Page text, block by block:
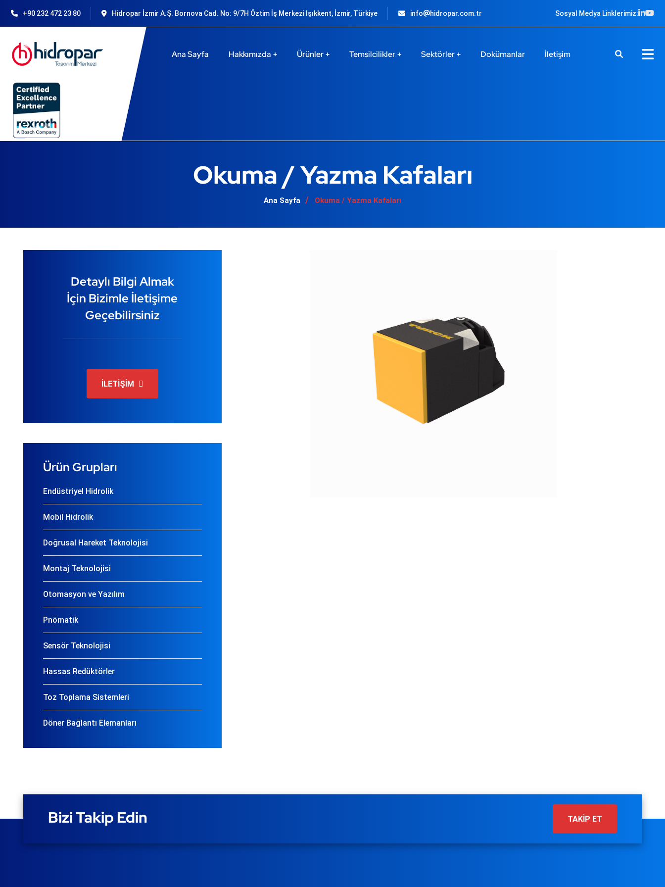
+90 232 472 23 80 Hidropar İzmir A.Ş. Bornova Cad. No: 9/7H Öztim İş Merkezi Işıkkent, İzmir, Türkiye info hidropar.com.tr Sosyal Medya Linklerimiz:
Ana Sayfa Hakkımızda Ürünler Temsilcilikler Sektörler Dokümanlar İletişim
Okuma / Yazma Kafaları
Ana Sayfa Okuma / Yazma Kafaları
Detaylı Bilgi Almak
İçin Bizimle İletişime
Geçebilirsiniz
İLETİŞİM
Ürün Grupları
Endüstriyel Hidrolik
Mobil Hidrolik
Doğrusal Hareket Teknolojisi
Montaj Teknolojisi
Otomasyon ve Yazılım
Pnömatik
Sensör Teknolojisi
Hassas Redüktörler
Toz Toplama Sistemleri
Döner Bağlantı Elemanları
Bizi Takip Edin TAKİP ET